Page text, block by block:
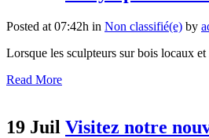
Posted at 07:42h in Non classifié(e) by
Lorsque les sculpteurs sur bois locaux
Read More
19 Juil Visitez notre